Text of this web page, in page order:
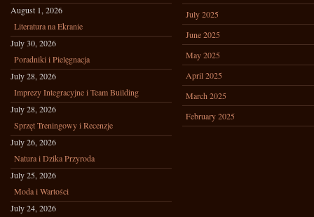
August 1, 2026
Literatura na Ekranie
July 30, 2026
Poradniki i Pielęgnacja
July 28, 2026
Imprezy Integracyjne i Team Building
July 28, 2026
Sprzęt Treningowy i Recenzje
July 26, 2026
Natura i Dzika Przyroda
July 25, 2026
Moda i Wartości
July 24, 2026
July 2025
June 2025
May 2025
April 2025
March 2025
February 2025